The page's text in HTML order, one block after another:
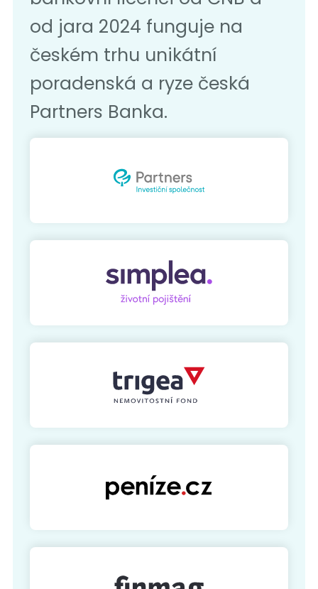
od jara 2024 funguje na
českém trhu unikátní
poradenská a ryze česká
Partners Banka.